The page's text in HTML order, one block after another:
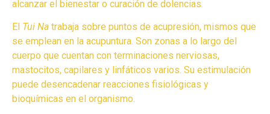
alcanzar el bienestar o curación de dolencias.
El Tui Na trabaja sobre puntos de acupresión, mismos que
se emplean en la acupuntura. Son zonas a lo largo del
cuerpo que cuentan con terminaciones nerviosas,
mastocitos, capilares y linfáticos varios. Su estimulación
puede desencadenar reacciones fisiológicas y
bioquímicas en el organismo.